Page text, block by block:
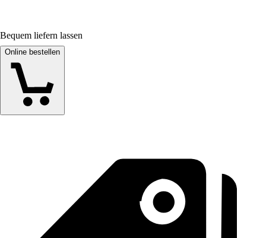
Bequem liefern lassen
Online bestellen